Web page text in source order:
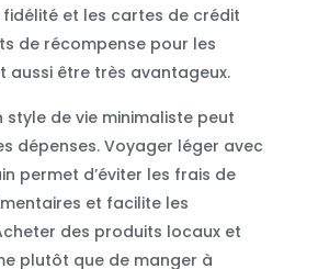
et les cartes de crédit
de récompense pour les
aussi être très avantageux.
style de vie minimaliste peut
dépenses. Voyager léger avec
permet d’éviter les frais de
et facilite les
des produits locaux et
plutôt que de manger à